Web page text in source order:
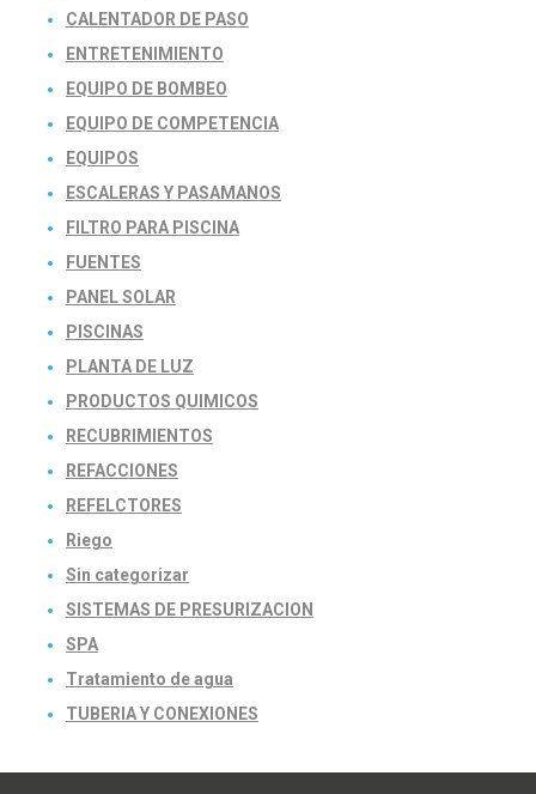
CALENTADOR DE PASO
ENTRETENIMIENTO
EQUIPO DE BOMBEO
EQUIPO DE COMPETENCIA
EQUIPOS
ESCALERAS Y PASAMANOS
FILTRO PARA PISCINA
FUENTES
PANEL SOLAR
PISCINAS
PLANTA DE LUZ
PRODUCTOS QUIMICOS
RECUBRIMIENTOS
REFACCIONES
REFELCTORES
Riego
Sin categorizar
SISTEMAS DE PRESURIZACION
SPA
Tratamiento de agua
TUBERIA Y CONEXIONES